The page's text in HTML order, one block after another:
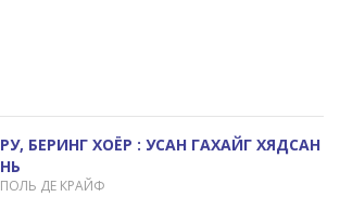
РУ, БЕРИНГ XОЁР : УСАН ГАХАЙГ ХЯДСАН
НЬ
ПОЛЬ ДЕ КРАЙФ